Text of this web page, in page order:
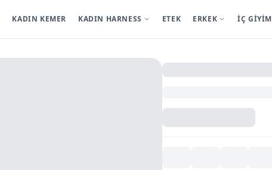
KADIN KEMER KADIN HARNESS ETEK ERKEK İÇ GİYİM